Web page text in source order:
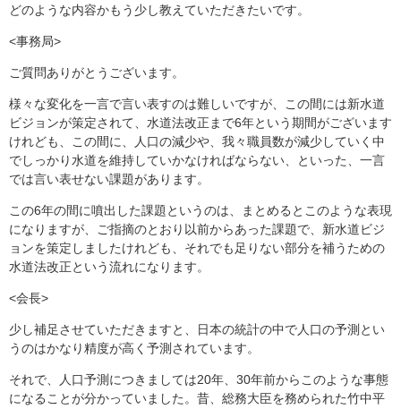
どのような内容かもう少し教えていただきたいです。
<事務局>
ご質問ありがとうございます。
様々な変化を一言で言い表すのは難しいですが、この間には新水道
ビジョンが策定されて、水道法改正まで6年という期間がございます
けれども、この間に、人口の減少や、我々職員数が減少していく中
でしっかり水道を維持していかなければならない、といった、一言
では言い表せない課題があります。
この6年の間に噴出した課題というのは、まとめるとこのような表現
になりますが、ご指摘のとおり以前からあった課題で、新水道ビジ
ョンを策定しましたけれども、それでも足りない部分を補うための
水道法改正という流れになります。
<会長>
少し補足させていただきますと、日本の統計の中で人口の予測とい
うのはかなり精度が高く予測されています。
それで、人口予測につきましては20年、30年前からこのような事態
になることが分かっていました。昔、総務大臣を務められた竹中平